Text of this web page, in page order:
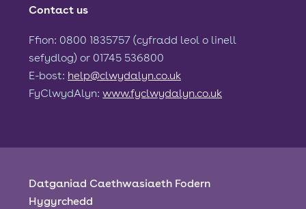
Contact us
Ffion: 0800 1835757 (cyfradd leol o linell
sefydlog) or 01745 536800
E-bost: help@clwydalyn.co.uk
FyClwydAlyn: www.fyclwydalyn.co.uk
Datganiad Caethwasiaeth Fodern
Hygyrchedd